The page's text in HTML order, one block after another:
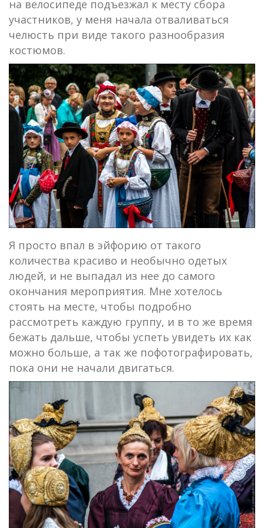
на велосипеде подъезжал к месту сбора
участников, у меня начала отваливаться
челюсть при виде такого разнообразия
костюмов.
Я просто впал в эйфорию от такого
количества красиво и необычно одетых
людей, и не выпадал из нее до самого
окончания мероприятия. Мне хотелось
стоять на месте, чтобы подробно
рассмотреть каждую группу, и в то же время
бежать дальше, чтобы успеть увидеть их как
можно больше, а так же пофотографировать,
пока они не начали двигаться.